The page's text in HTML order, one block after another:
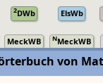
2DWb ElsWb
MeckWB NMeckWB
von